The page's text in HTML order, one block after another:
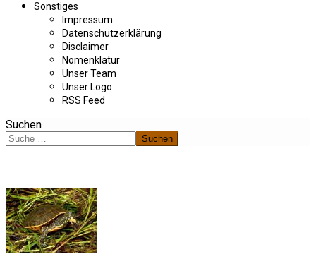
Sonstiges
Impressum
Datenschutzerklärung
Disclaimer
Nomenklatur
Unser Team
Unser Logo
RSS Feed
Suchen
Suchen